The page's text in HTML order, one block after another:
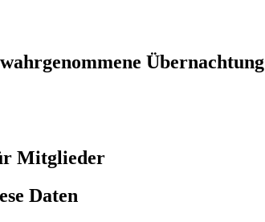
Übernachtung
Mitglieder
Daten